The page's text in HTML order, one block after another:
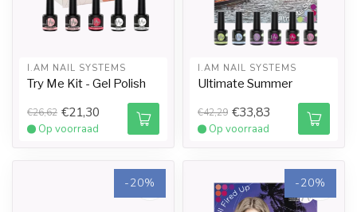
I.AM NAIL SYSTEMS
Try Me Kit - Gel Polish
€26,62 €21,30
Op voorraad
I.AM NAIL SYSTEMS
Ultimate Summer
€42,29 €33,83
Op voorraad
-20% -20%